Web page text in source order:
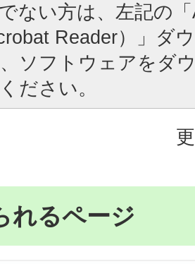
ない方は、左記の
Reader）」ダ
ソフトウェアをダ
ださい。
れるページ